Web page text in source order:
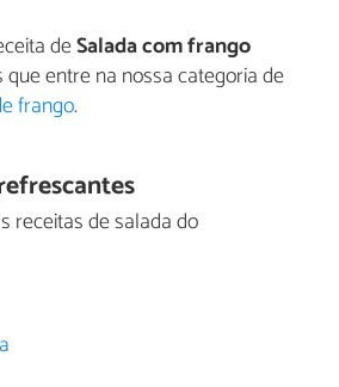
deSalada com frango
que entre na nossa categoria de
frango.
receitas de salada do